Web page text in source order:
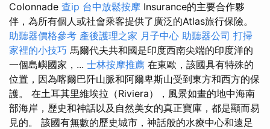
Colonnade 查ip 台中放鬆按摩 Insurance的主要合作夥
伴，為所有個人或社會乘客提供了廣泛的Atlas旅行保險。
助聽器價格參考 產後護理之家 月子中心 助聽器公司 打掃
家裡的小技巧 馬爾代夫共和國是印度西南尖端的印度洋的
一個島嶼國家，... 士林按摩推薦 在東歐，該國具有特殊的
位置，因為喀爾巴阡山脈和阿爾卑斯山受到東方和西方的保
護。 在土耳其里維埃拉（Riviera），風景如畫的地中海南
部海岸，歷史和神話以及自然美女的真正寶庫，都是顯而易
見的。 該國有無數的歷史城市，神話般的水療中心和遠足